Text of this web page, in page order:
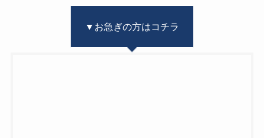
▼お急ぎの方はコチラ